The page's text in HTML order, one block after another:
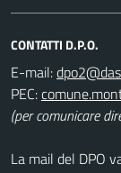
CONTATTI D.P.O.
E-mail:
PEC:
(per comunicare
La mail del DPO